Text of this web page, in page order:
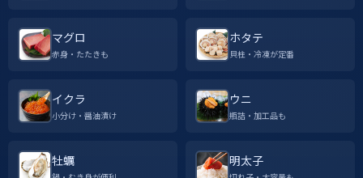
マグロ
赤身・たたきも
ホタテ
貝柱・冷凍が定番
イクラ
小分け・醤油漬け
ウニ
瓶詰・加工品も
牡蠣 明太子